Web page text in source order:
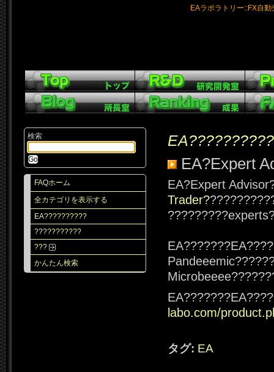
EAラボラトリー::FX自
検索
FAQホーム
全カテゴリを表示する
EA??????????
???????????
???
かんたん検索
EA??????????
EA?Expert
EA?Expert
Trader?
labo.com/
タグ: EA